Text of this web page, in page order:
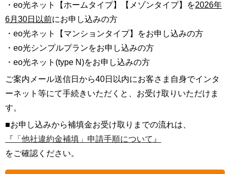
・eo光ネット【ホームタイプ】【メゾンタイプ】を2026年
6月30日以前にお申し込みの方
・eo光ネット【マンションタイプ】をお申し込みの方
・eo光シンプルプランをお申し込みの方
・eo光ネット(type N)をお申し込みの方
ご案内メール送信日から40日以内にお客さま自身でインタ
ーネット等にて手続きいただくと、お受け取りいただけま
す。
■お申し込みから補填金お受け取りまでの流れは、
『「他社違約金補填」申請手順について』
をご確認ください。